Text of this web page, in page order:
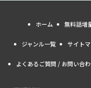
ホーム 無料話増
ジャンル一覧 サイト
よくあるご質問 / お問い合